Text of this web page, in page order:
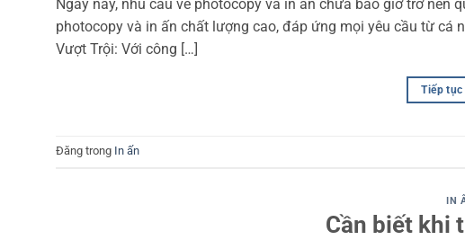
Ngày nay, nhu cầu về photocopy và in ấn chưa bao giờ trở nên
photocopy và in ấn chất lượng cao, đáp ứng mọi yêu cầu từ cá
Vượt Trội: Với công […]
Tiếp tục
Đăng trong In ấn
IN
Cần biết khi